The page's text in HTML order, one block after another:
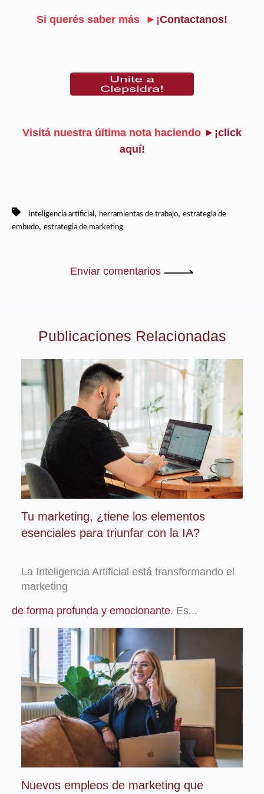
Si querés saber más ►¡Contactanos!
Visitá nuestra última nota haciendo ►¡click
aquí!
inteligencia artificial , herramientas de trabajo, estrategia de
embudo, estrategia de marketing
Enviar comentarios
Publicaciones Relacionadas
Tu marketing, ¿tiene los elementos
esenciales para triunfar con la IA?
La Inteligencia Artificial está transformando el
marketing
de forma profunda y emocionante. Es...
Nuevos empleos de marketing que